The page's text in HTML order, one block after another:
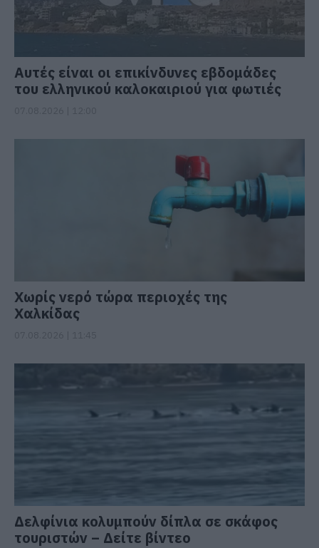
Αυτές είναι οι επικίνδυνες εβδομάδες
του ελληνικού καλοκαιριού για φωτιές
Χωρίς νερό τώρα περιοχές της
Χαλκίδας
Δελφίνια κολυμπούν δίπλα σε σκάφος
τουριστών – Δείτε βίντεο